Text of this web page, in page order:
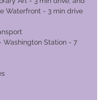
Waterfront - 3 min drive
Washington Station - 7